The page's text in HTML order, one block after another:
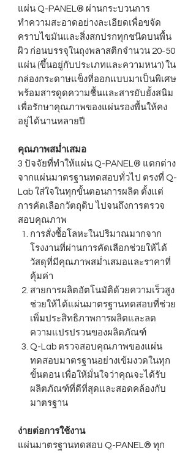
แผ่น Q-PANEL® ผ่านกระบวนการ
ทำความสะอาดอย่างละเอียดเพื่อขจัด
คราบไขมันและสิ่งสกปรกทุกชนิดบนพื้น
ผิว ก่อนบรรจุในถุงพลาสติกจำนวน 20-50
แผ่น (ขึ้นอยู่กับประเภทและความหนา) ใน
กล่องกระดาษแข็งที่ออกแบบมาเป็นพิเศษ
พร้อมสารดูดความชื้นและสารยับยั้งสนิม
เพื่อรักษาคุณภาพของแผ่นรองพื้นให้คง
อยู่ได้นานหลายปี
คุณภาพสม่ำเสมอ
3 ปัจจัยที่ทำให้แผ่น Q-PANEL® แตกต่าง
จากแผ่นมาตรฐานทดสอบทั่วไป ตรงที่ Q-
Lab ใส่ใจในทุกขั้นตอนการผลิต ตั้งแต่
การคัดเลือกวัตถุดิบ ไปจนถึงการตรวจ
สอบคุณภาพ
การสั่งซื้อโลหะในปริมาณมากจาก
โรงงานที่ผ่านการคัดเลือกช่วยให้ได้
วัสดุที่มีคุณภาพสม่ำเสมอและราคาที่
คุ้มค่า
สายการผลิตอัตโนมัติด้วยความเร็วสูง
ช่วยให้ได้แผ่นมาตรฐานทดสอบที่ช่วย
เพิ่มประสิทธิภาพการผลิตและลด
ความแปรปรวนของผลิตภัณฑ์
Q-Lab ตรวจสอบคุณภาพของแผ่น
ทดสอบมาตรฐานอย่างเข้มงวดในทุก
ขั้นตอน เพื่อให้มั่นใจว่าคุณจะได้รับ
ผลิตภัณฑ์ที่ดีที่สุดและสอดคล้องกับ
มาตรฐาน
ง่ายต่อการใช้งาน
แผ่นมาตรฐานทดสอบ Q-PANEL® ทุก